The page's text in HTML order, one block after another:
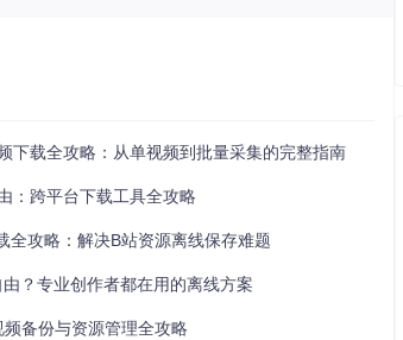
目录，还能对已下载内容进行删除等管理操
下载全攻略：从单视频到批量采集的完整指南
：跨平台下载工具全攻略
全攻略：解决B站资源离线保存难题
？专业创作者都在用的离线方案
备份与资源管理全攻略